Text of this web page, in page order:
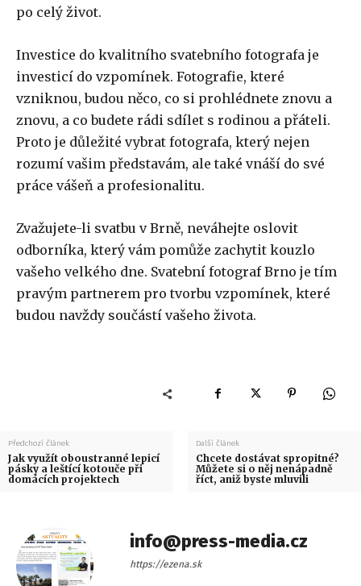
po celý život.
Investice do kvalitního svatebního fotografa je
investicí do vzpomínek. Fotografie, které
vzniknou, budou něco, co si prohlédnete znovu a
znovu, a co budete rádi sdílet s rodinou a přáteli.
Proto je důležité vybrat fotografa, který nejen
rozumí vašim představám, ale také vnáší do své
práce vášeň a profesionalitu.
Zvažujete-li svatbu v Brně, neváhejte oslovit
odborníka, který vám pomůže zachytit kouzlo
vašeho velkého dne. Svatební fotograf Brno je tím
pravým partnerem pro tvorbu vzpomínek, které
budou navždy součástí vašeho života.
Předchozí článek
Jak využít oboustranné lepicí
pásky a leštící kotouče při
domácích projektech
Další článek
Chcete dostávat spropitné?
Můžete si o něj nenápadně
říct, aniž byste mluvili
info@press-media.cz
https://ezena.sk